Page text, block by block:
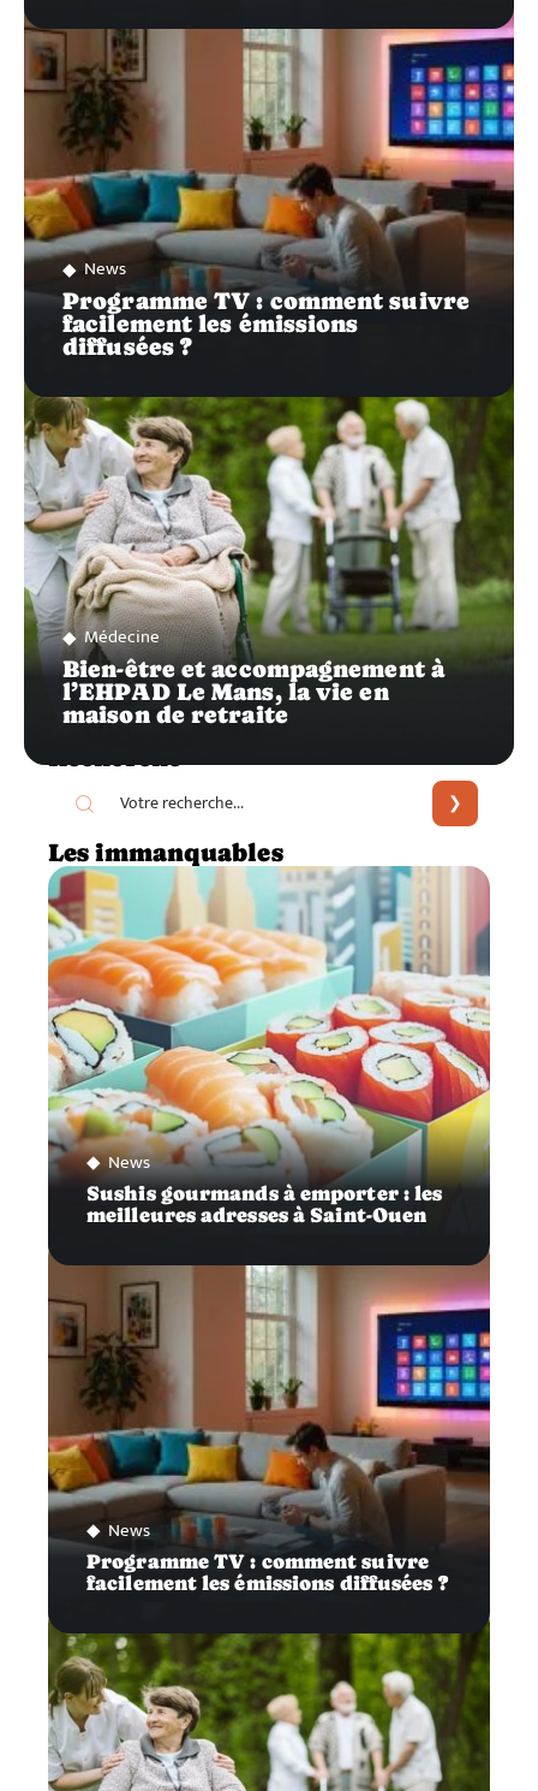
News
Programme TV : comment suivre
facilement les émissions
diffusées ?
Médecine
Bien-être et accompagnement à
l’EHPAD Le Mans, la vie en
maison de retraite
Recherche
Les immanquables
News
Sushis gourmands à emporter : les
meilleures adresses à Saint-Ouen
News
Programme TV : comment suivre
facilement les émissions diffusées ?